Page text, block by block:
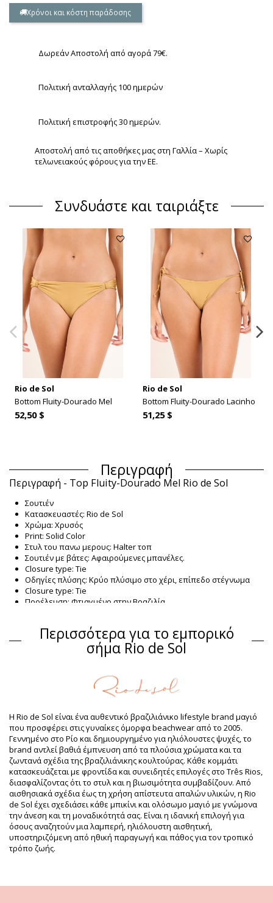
Χρόνοι και κόστη παράδοσης
Δωρεάν Αποστολή από αγορά 79€.
Πολιτική ανταλλαγής 100 ημερών
Πολιτική επιστροφής 30 ημερών.
Αποστολή από τις αποθήκες μας στη Γαλλία – Χωρίς
τελωνειακούς φόρους για την ΕΕ.
Συνδυάστε και ταιριάξτε
Rio de Sol
Bottom Fluity-Dourado Mel
52,50 $
Rio de Sol
Bottom Fluity-Dourado Lacinho
51,25 $
Περιγραφή
Περιγραφή - Top Fluity-Dourado Mel Rio de Sol
Σουτιέν
Κατασκευαστές: Rio de Sol
Χρώμα: Χρυσός
Print: Solid Color
Στυλ του πανω μερους: Halter τοπ
Σουτιέν με βάτες: Αφαιρούμενες μπανέλες.
Closure type: Tie
Οδηγίες πλύσης: Κρύο πλύσιμο στο χέρι, επίπεδο στέγνωμα
Closure type: Tie
Προέλευση: Φτιαγμένο στην Βραζιλία.
Σύνθεση
Σύνθεση: 84% Polyamide, 16% Elastane - Oeko-Tex
UV Protection: UPF 50+
Πληροφορίες προϊόντος
Η συσκευασία περιλαμβάνει: 1 x Σουτιέν (Δεν
περιλαμβάνονται άλλα αξεσουάρ)
HS CODE: 6112.41.0010
SKU: 1981125569
EAN: S (7899810412447), M (7899810412430), L (7899810412423),
XL (7899810412232), XXL (7899810412225)
Βάρος: 55g / 0.12lb / 1.94oz
Βελτιωμένες ψηφιακά φωτογραφίες
Οδηγίες πλυσίματος &
φροντίδας
Οδηγίες φροντίδας για: Rio de Sol Top Fluity-Dourado
Mel
Περισσότερα για το εμπορικό
σήμα Rio de Sol
Η Rio de Sol είναι ένα αυθεντικό βραζιλιάνικο lifestyle brand μαγιό
που προσφέρει στις γυναίκες όμορφα beachwear από το 2005.
Γεννημένο στο Ρίο και δημιουργημένο για ηλιόλουστες ψυχές, το
brand αντλεί βαθιά έμπνευση από τα πλούσια χρώματα και τα
ζωντανά σχέδια της βραζιλιάνικης κουλτούρας. Κάθε κομμάτι
κατασκευάζεται με φροντίδα και συνειδητές επιλογές στο Três Rios,
διασφαλίζοντας ότι το στυλ και η βιωσιμότητα συμβαδίζουν. Από
αισθησιακά σχέδια έως τη χρήση απίστευτα απαλών υλικών, η Rio
de Sol έχει σχεδιάσει κάθε μπικίνι και ολόσωμο μαγιό με γνώμονα
την άνεση και τη μοναδικότητά σας. Είναι η ιδανική επιλογή για
όσους αναζητούν μια λαμπερή, ηλιόλουστη αισθητική,
υποστηριζόμενη από ηθική παραγωγή και πάθος για τον τροπικό
τρόπο ζωής.